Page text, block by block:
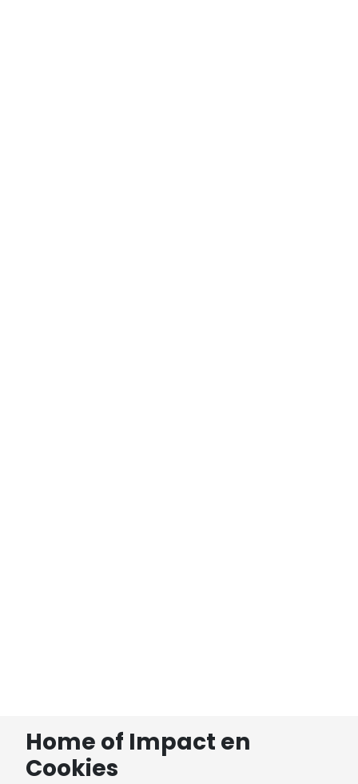
Home of Impact en
Cookies